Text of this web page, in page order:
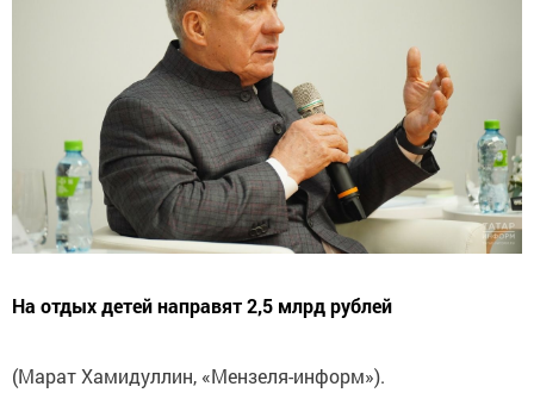
На отдых детей направят 2,5 млрд рублей
(Марат Хамидуллин, «Мензеля-информ»).